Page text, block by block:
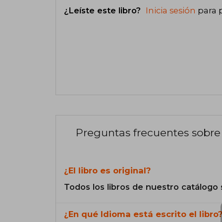
¿Leíste este libro? Inicia sesión para
Preguntas frecuentes
¿El libro es original?
Todos los libros de nuestro catálogo
¿En qué Idioma está escrito el libro?